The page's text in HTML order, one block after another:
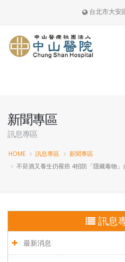
台北市大安
新聞專區
訊息專區
HOME 訊息專區
新聞專區
不菸酒又養生仍罹癌 4招防「隱藏毒物
訊息
最新消息